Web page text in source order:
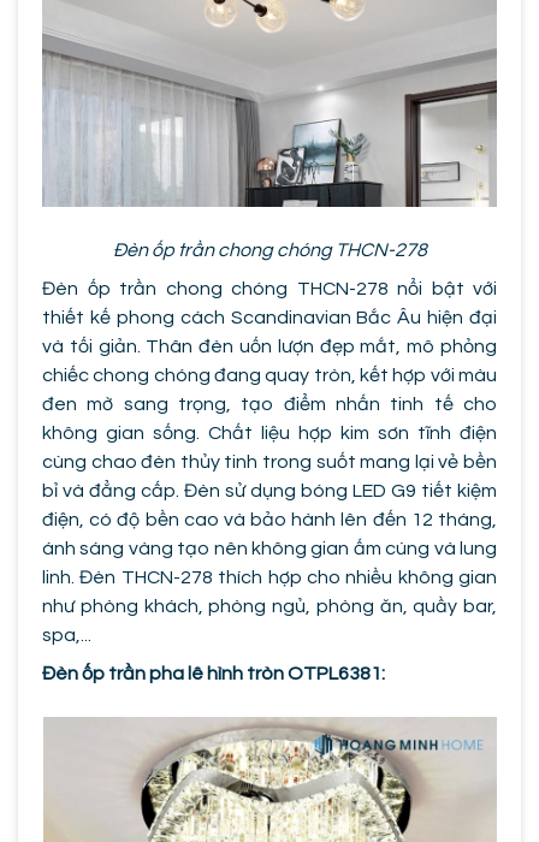
Đèn ốp trần chong chóng THCN-278
Đèn ốp trần chong chóng THCN-278 nổi bật với
thiết kế phong cách Scandinavian Bắc Âu hiện đại
và tối giản. Thân đèn uốn lượn đẹp mắt, mô phỏng
chiếc chong chóng đang quay tròn, kết hợp với màu
đen mờ sang trọng, tạo điểm nhấn tinh tế cho
không gian sống. Chất liệu hợp kim sơn tĩnh điện
cùng chao đèn thủy tinh trong suốt mang lại vẻ bền
bỉ và đẳng cấp. Đèn sử dụng bóng LED G9 tiết kiệm
điện, có độ bền cao và bảo hành lên đến 12 tháng,
ánh sáng vàng tạo nên không gian ấm cúng và lung
linh. Đèn THCN-278 thích hợp cho nhiều không gian
như phòng khách, phòng ngủ, phòng ăn, quầy bar,
spa,...
Đèn ốp trần pha lê hình tròn OTPL6381: